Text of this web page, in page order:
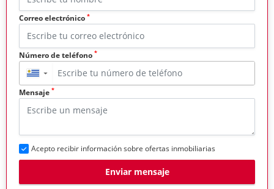
Correo electrónico *
Número de teléfono *
▼
Mensaje *
Acepto recibir información sobre ofertas inmobiliarias
Enviar mensaje